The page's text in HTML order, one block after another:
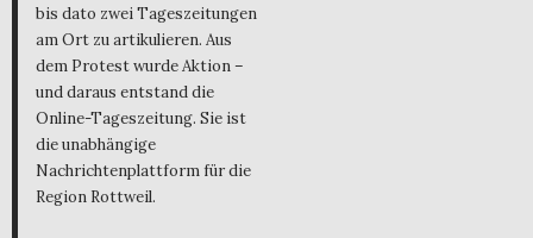
bis dato zwei Tageszeitungen
am Ort zu artikulieren. Aus
dem Protest wurde Aktion –
und daraus entstand die
Online-Tageszeitung. Sie ist
die unabhängige
Nachrichtenplattform für die
Region Rottweil.